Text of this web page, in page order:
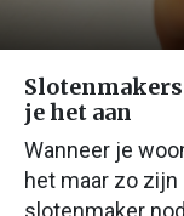
Slotenmakers
je het aan
Wanneer je
het maar zo
slotenmaker